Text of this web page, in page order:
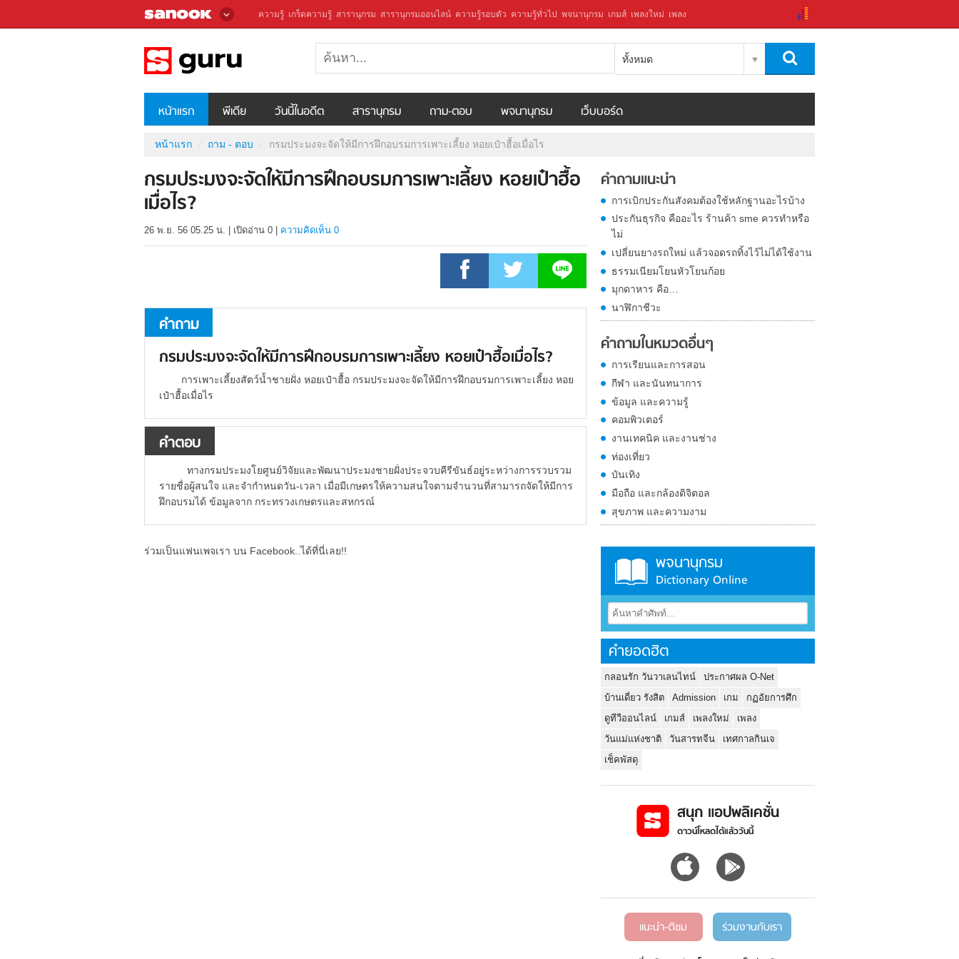
ความรู้ เกร็ดความรู้ สารานุกรม สารานุกรมออนไลน์ ความรู้รอบตัว ความรู้ทั่วไป พจนานุกรม เกมส์ เพลงใหม่ เพลง
ทั้งหมด
หน้าแรก พีเดีย วันนี้ในอดีต สารานุกรม ถาม-ตอบ พจนานุกรม เว็บบอร์ด
หน้าแรก ถาม - ตอบ กรมประมงจะจัดให้มีการฝึกอบรมการเพาะเลี้ยง หอยเป๋าฮื้อเมื่อไร
กรมประมงจะจัดให้มีการฝึกอบรมการเพาะเลี้ยง หอยเป๋าฮื้อ
เมื่อไร?
26 พ.ย. 56 05.25 น. เปิดอ่าน 0 ความคิดเห็น 0
คำถาม
กรมประมงจะจัดให้มีการฝึกอบรมการเพาะเลี้ยง หอยเป๋าฮื้อเมื่อไร?
การเพาะเลี้ยงสัตว์น้ำชายฝั่ง หอยเป๋าฮื้อ กรมประมงจะจัดให้มีการฝึกอบรมการเพาะเลี้ยง หอย
เป๋าฮื้อเมื่อไร
คำตอบ
ทางกรมประมงโยศูนย์วิจัยและพัฒนาประมงชายฝั่งประจวบคีรีขันธ์อยู่ระหว่างการรวบรวม
รายชื่อผู้สนใจ และจำกำหนดวัน-เวลา เมื่อมีเกษตรให้ความสนใจตามจำนวนที่สามารถจัดให้มีการ
ฝึกอบรมได้ ข้อมูลจาก กระทรวงเกษตรและสหกรณ์
ร่วมเป็นแฟนเพจเรา บน Facebook..ได้ที่นี่เลย!!
คำถามแนะนำ
การเบิกประกันสังคมต้องใช้หลักฐานอะไรบ้าง
ประกันธุรกิจ คืออะไร ร้านค้า sme ควรทำหรือ
ไม่
เปลี่ยนยางรถใหม่ แล้วจอดรถทิ้งไว้ไม่ได้ใช้งาน
ธรรมเนียมโยนหัวโยนก้อย
มุกดาหาร คือ…
นาฬิกาชีวะ
คำถามในหมวดอื่นๆ
การเรียนและการสอน
กีฬา และนันทนาการ
ข้อมูล และความรู้
คอมพิวเตอร์
งานเทคนิค และงานช่าง
ท่องเที่ยว
บันเทิง
มือถือ และกล้องดิจิตอล
สุขภาพ และความงาม
พจนานุกรม
Dictionary Online
คำยอดฮิต
กลอนรัก วันวาเลนไทน์
ประกาศผล O-Net
บ้านเดี่ยว รังสิต
Admission เกม
กฏอัยการศึก
ดูทีวีออนไลน์
เกมส์ เพลงใหม่
เพลง
วันแม่แห่งชาติ
วันสารทจีน
เทศกาลกินเจ
เช็คพัสดุ
สนุก แอปพลิเคชั่น
ดาวน์โหลดได้แล้ววันนี้
แนะนำ-ติชม ร่วมงานกับเรา